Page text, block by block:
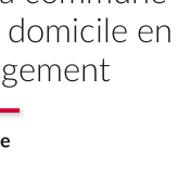
en